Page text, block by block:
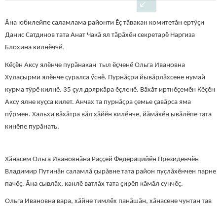
Ăна юбилейпе саламлама районти Ӗҫ тӑвакан комитетăн ертӳҫи
Данис Сатдинов тата Анат Чакă ял тӑрӑхӗн секретарӗ Наргиза
Блохина килнӗччӗ.
Кӗҫӗн Аксу ялӗнче пурӑнакан тыл ӗçченӗ Ольга Ивановна
Хулаҫырми ялӗнче ҫуралса ӳснӗ. Пурнăçри йывăрлăхсене нумай
курма тӳрӗ килнӗ. 35 ҫул дояркӑра ӗҫленӗ. Вӑхӑт иртнӗҫемӗн Кӗçӗн
Аксу ялне куҫса килет. Анчах та пурнăçра çемье çавăрса яма
пӳрмен. Хальхи вăхăтра вӑл хăйӗн килӗнче, йăмăкӗн ывӑлӗпе тата
кинӗпе пурӑнать.
Хӑнасем Ольга Ивановнӑна Раççей Федерацийӗн Президенчӗн
Владимир Путинăн саламлӑ ҫырăвне тата район пуҫлӑхӗнчен парне
пачӗҫ. Ӑна сывлӑх, канлӗ ватлăх тата ҫирӗп кӑмӑл сунчӗç.
Ольга Ивановна вара, хăйне тимлӗх панăшăн, хăнасене чунтан тав